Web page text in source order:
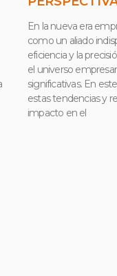
En la nueva era
como un aliado
eficiencia y la
el universo
significativas. En
estas tendencias y
impacto en el